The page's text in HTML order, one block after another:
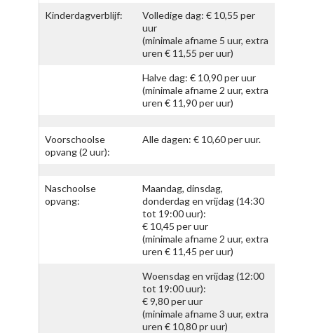
Kinderdagverblijf:
Volledige dag: € 10,55 per
uur
(minimale afname 5 uur, extra
uren € 11,55 per uur)
Halve dag: € 10,90 per uur
(minimale afname 2 uur, extra
uren € 11,90 per uur)
Voorschoolse
opvang (2 uur):
Alle dagen: € 10,60 per uur.
Naschoolse
opvang:
Maandag, dinsdag,
donderdag en vrijdag (14:30
tot 19:00 uur):
€ 10,45 per uur
(minimale afname 2 uur, extra
uren € 11,45 per uur)
Woensdag en vrijdag (12:00
tot 19:00 uur):
€ 9,80 per uur
(minimale afname 3 uur, extra
uren € 10,80 pr uur)